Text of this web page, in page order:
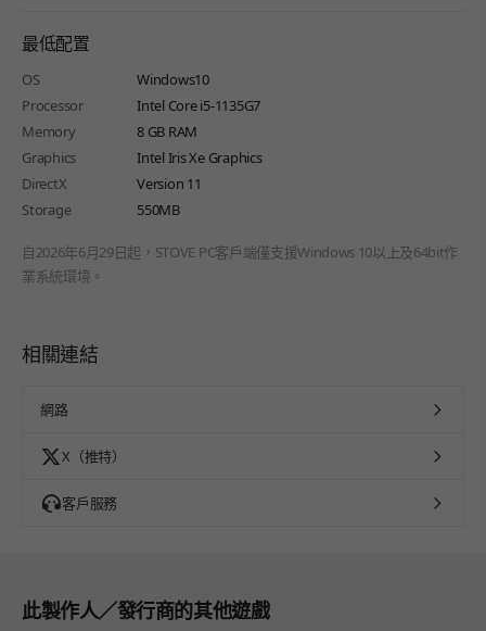
最低配置
OS
Windows10
Processor
Intel Core i5-1135G7
Memory
8 GB RAM
Graphics
Intel Iris Xe Graphics
DirectX
Version 11
Storage
550MB
自2026年6月29日起，STOVE PC客戶端僅支援Windows 10以上及64bit作
業系統環境。
相關連結
網路
X（推特）
客戶服務
此製作人／發行商的其他遊戲